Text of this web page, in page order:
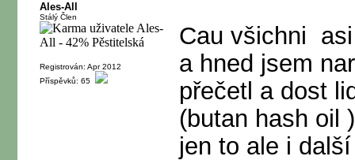
Ales-All
Stálý Člen
Registrován: Apr 2012
Příspěvků: 65
Cau všichni
a hned jsem
přečetl a dost
(butan hash oil
jen to ale i